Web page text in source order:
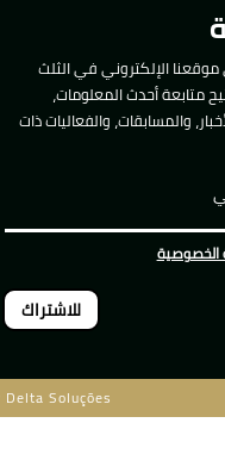
موقعنا الإلكتروني في الثلث
متابعة أحدث المعلومات،
والمسابقات، والفعاليات ذات
للاشتراك
Delta Soluções